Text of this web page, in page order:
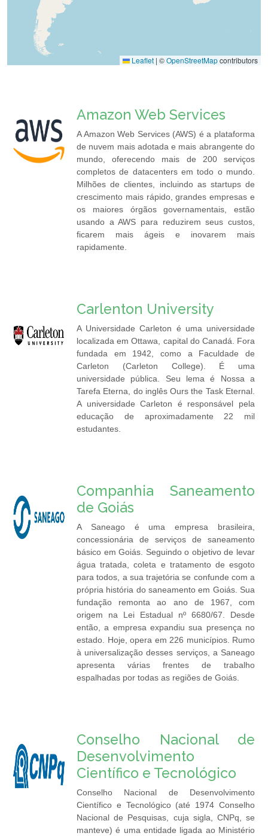
Leaflet | ©OpenStreetMapcontributors
Amazon Web Services
A Amazon Web Services (AWS) é a plataforma
de nuvem mais adotada e mais abrangente do
mundo, oferecendo mais de 200 serviços
completos de datacenters em todo o mundo.
Milhões de clientes, incluindo as startups de
crescimento mais rápido, grandes empresas e
os maiores órgãos governamentais, estão
usando a AWS para reduzirem seus custos,
ficarem mais ágeis e inovarem mais
rapidamente.
Carlenton University
A Universidade Carleton é uma universidade
localizada em Ottawa, capital do Canadá. Fora
fundada em 1942, como a Faculdade de
Carleton (Carleton College). É uma
universidade pública. Seu lema é Nossa a
Tarefa Eterna, do inglês Ours the Task Eternal.
A universidade Carleton é responsável pela
educação de aproximadamente 22 mil
estudantes.
Companhia Saneamento
de Goiás
A Saneago é uma empresa brasileira,
concessionária de serviços de saneamento
básico em Goiás. Seguindo o objetivo de levar
água tratada, coleta e tratamento de esgoto
para todos, a sua trajetória se confunde com a
própria história do saneamento em Goiás. Sua
fundação remonta ao ano de 1967, com
origem na Lei Estadual nº 6680/67. Desde
então, a empresa expandiu sua presença no
estado. Hoje, opera em 226 municípios. Rumo
à universalização desses serviços, a Saneago
apresenta várias frentes de trabalho
espalhadas por todas as regiões de Goiás.
Conselho Nacional de
Desenvolvimento
Científico e Tecnológico
Conselho Nacional de Desenvolvimento
Científico e Tecnológico (até 1974 Conselho
Nacional de Pesquisas, cuja sigla, CNPq, se
manteve) é uma entidade ligada ao Ministério